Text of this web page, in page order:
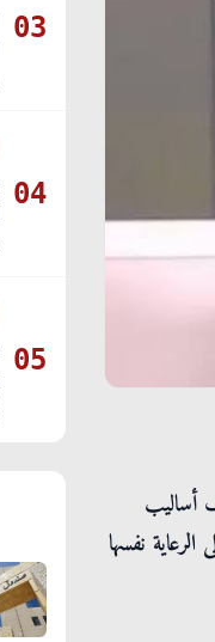
أساليب
نفسها
03
04
05